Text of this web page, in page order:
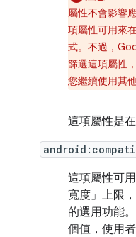
屬性不會影響
項屬性可用來
式。不過，
篩選這項屬性
您繼續使用其
這項屬性是在
這項屬性可
寬度」上限
的選用功能
個值，使用